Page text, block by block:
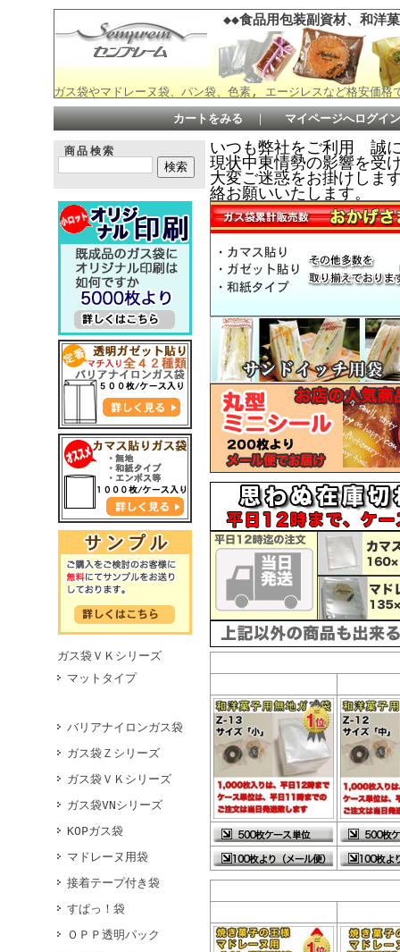
◆◆食品用包装副資材、和洋
ガス袋やマドレーヌ袋、パン袋、色素, エージレスなど格安価格
カートをみる ｜ マイページへログイン
商品検索
ガス袋ＶＫシリーズ
マットタイプ
バリアナイロンガス袋
ガス袋Ｚシリーズ
ガス袋ＶＫシリーズ
ガス袋VNシリーズ
KOPガス袋
マドレーヌ用袋
接着テープ付き袋
すぱっ！袋
ＯＰＰ透明パック
いつも弊社をご利用 誠
現状中東情勢の影響を受
大変ご迷惑をお掛けし
絡お願いいたします。